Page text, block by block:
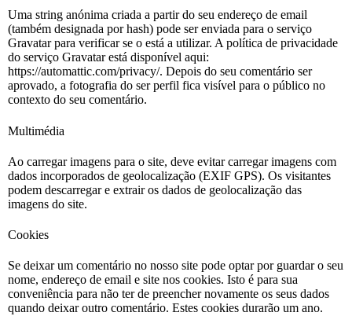
Uma string anónima criada a partir do seu endereço de email
(também designada por hash) pode ser enviada para o serviço
Gravatar para verificar se o está a utilizar. A política de privacidade
do serviço Gravatar está disponível aqui:
https://automattic.com/privacy/. Depois do seu comentário ser
aprovado, a fotografia do ser perfil fica visível para o público no
contexto do seu comentário.
Multimédia
Ao carregar imagens para o site, deve evitar carregar imagens com
dados incorporados de geolocalização (EXIF GPS). Os visitantes
podem descarregar e extrair os dados de geolocalização das
imagens do site.
Cookies
Se deixar um comentário no nosso site pode optar por guardar o seu
nome, endereço de email e site nos cookies. Isto é para sua
conveniência para não ter de preencher novamente os seus dados
quando deixar outro comentário. Estes cookies durarão um ano.